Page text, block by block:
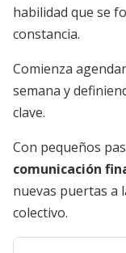
habilidad que se
constancia.
Comienza
semana y
clave.
Con pequeños
comunicación
nuevas puertas a
colectivo.